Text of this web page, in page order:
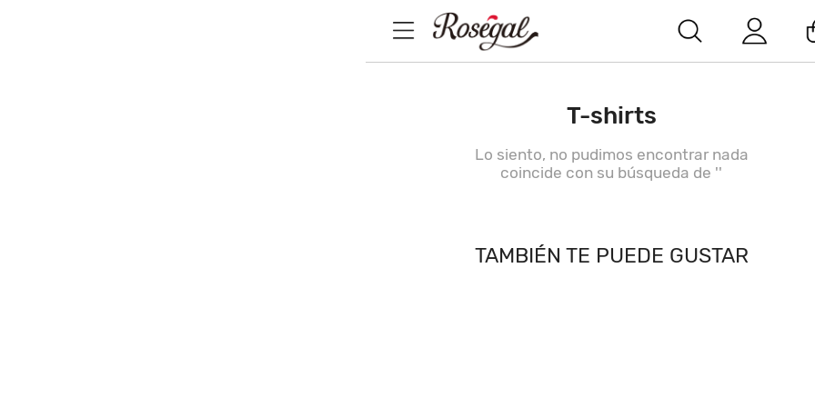
T-shirts
Lo siento, no pudimos encontrar nada
coincide con su búsqueda de ''
TAMBIÉN TE PUEDE GUSTAR